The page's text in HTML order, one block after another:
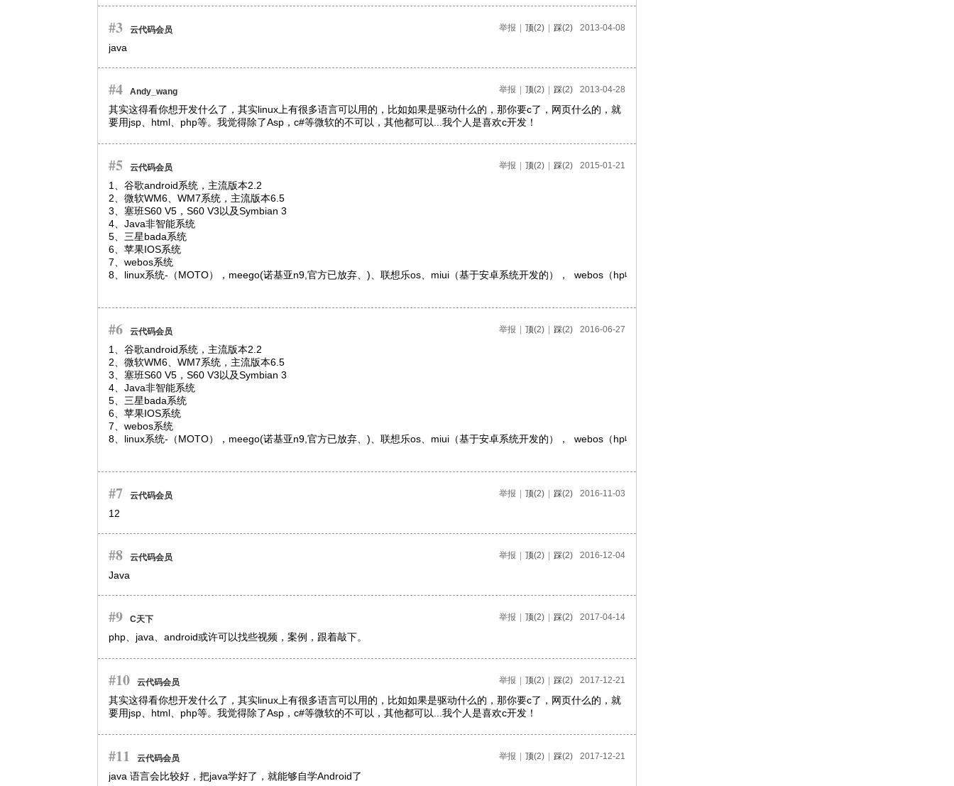
#3 云代码会员 举报 顶(2) 踩(2) 2013-04-08
java
#4 Andy_wang 举报 顶(2) 踩(2) 2013-04-28
其实这得看你想开发什么了，其实linux上有很多语言可以用的，比如如果是驱动什么的，那你要c了，网页什么的，就
要用jsp、html、php等。我觉得除了Asp，c#等微软的不可以，其他都可以...我个人是喜欢c开发！
#5 云代码会员 举报 顶(2) 踩(2) 2015-01-21
1、谷歌android系统，主流版本2.2
2、微软WM6、WM7系统，主流版本6.5
3、塞班S60 V5，S60 V3以及Symbian 3
4、Java非智能系统
5、三星bada系统
6、苹果IOS系统
7、webos系统
8、linux系统-（MOTO），meego(诺基亚n9,官方已放弃、)、联想乐os、miui（基于安卓系统开发的），  webos（hp收购得到的os）、国产机，山寨机，斯凯-MTK(台湾联发科)。
#6 云代码会员 举报 顶(2) 踩(2) 2016-06-27
1、谷歌android系统，主流版本2.2
2、微软WM6、WM7系统，主流版本6.5
3、塞班S60 V5，S60 V3以及Symbian 3
4、Java非智能系统
5、三星bada系统
6、苹果IOS系统
7、webos系统
8、linux系统-（MOTO），meego(诺基亚n9,官方已放弃、)、联想乐os、miui（基于安卓系统开发的），  webos（hp收购得到的os）、国产机，山寨机，斯凯-MTK(台湾联发科)。
#7 云代码会员 举报 顶(2) 踩(2) 2016-11-03
12
#8 云代码会员 举报 顶(2) 踩(2) 2016-12-04
Java
#9 C天下 举报 顶(2) 踩(2) 2017-04-14
php、java、android或许可以找些视频，案例，跟着敲下。
#10 云代码会员 举报 顶(2) 踩(2) 2017-12-21
其实这得看你想开发什么了，其实linux上有很多语言可以用的，比如如果是驱动什么的，那你要c了，网页什么的，就
要用jsp、html、php等。我觉得除了Asp，c#等微软的不可以，其他都可以...我个人是喜欢c开发！
#11 云代码会员 举报 顶(2) 踩(2) 2017-12-21
java 语言会比较好，把java学好了，就能够自学Android了